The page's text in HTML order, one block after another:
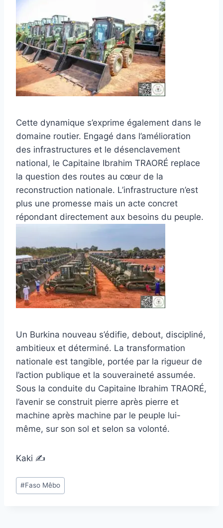
Cette dynamique s’exprime également dans le
domaine routier. Engagé dans l’amélioration
des infrastructures et le désenclavement
national, le Capitaine Ibrahim TRAORÉ replace
la question des routes au cœur de la
reconstruction nationale. L’infrastructure n’est
plus une promesse mais un acte concret
répondant directement aux besoins du peuple.
Un Burkina nouveau s’édifie, debout, discipliné,
ambitieux et déterminé. La transformation
nationale est tangible, portée par la rigueur de
l’action publique et la souveraineté assumée.
Sous la conduite du Capitaine Ibrahim TRAORÉ,
l’avenir se construit pierre après pierre et
machine après machine par le peuple lui-
même, sur son sol et selon sa volonté.
Kaki ✍️
Étiquettes
de
#Faso Mêbo